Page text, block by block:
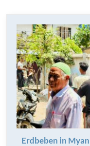
Erdbeben in